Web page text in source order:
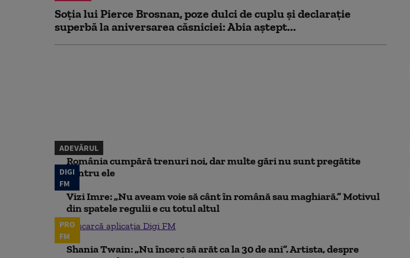
Soția lui Pierce Brosnan, poze dulci de cuplu și declarație
superbă la aniversarea căsniciei: Abia aștept...
ADEVĂRUL
România cumpără trenuri noi, dar multe gări nu sunt pregătite
pentru ele
DIGI
FM
Vizi Imre: „Nu aveam voie să cânt în română sau maghiară.” Motivul
din spatele regulii e cu totul altul
Descarcă aplicația Digi FM
PRO
FM
Shania Twain: „Nu încerc să arăt ca la 30 de ani”. Artista, despre